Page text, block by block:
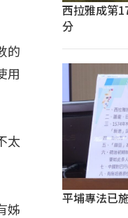
的
用
太
姊
西拉雅成第
分
平埔專法已